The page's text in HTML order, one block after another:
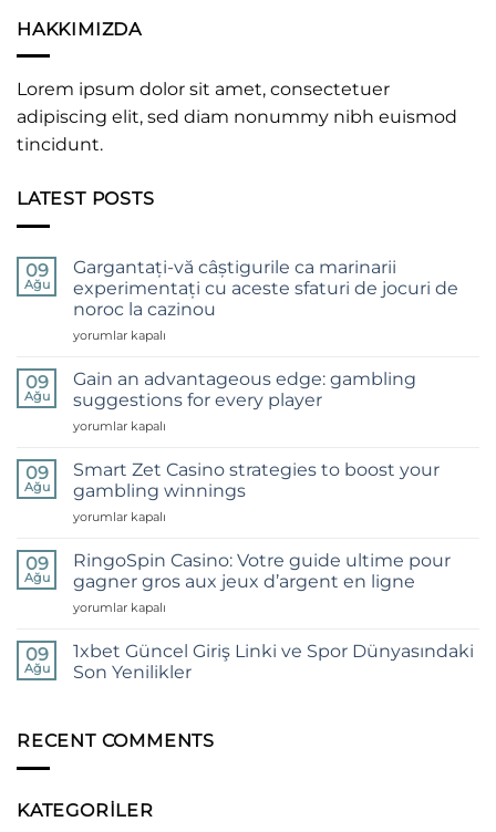
HAKKIMIZDA
Lorem ipsum dolor sit amet, consectetuer
adipiscing elit, sed diam nonummy nibh euismod
tincidunt.
LATEST POSTS
09
Ağu
Gargantați-vă câștigurile ca marinarii
experimentați cu aceste sfaturi de jocuri de
noroc la cazinou
Gargantați-
câștigurile
marinarii
experimentați
aceste
sfaturi
de
jocuri
noroc
la
için
yorumlar kapalı
09
Ağu
Gain an advantageous edge: gambling
suggestions for every player
Gain
advantageous
gambling
suggestions
every
player
için
yorumlar kapalı
09
Ağu
Smart Zet Casino strategies to boost your
gambling winnings
Smart
Casino
strategies
to
boost
gambling
winnings
yorumlar kapalı
09
Ağu
RingoSpin Casino: Votre guide ultime pour
gagner gros aux jeux d’argent en ligne
RingoSpin
Votre
guide
ultime
gros
en
yorumlar kapalı
09
Ağu
1xbet Güncel Giriş Linki ve Spor Dünyasındaki
Son Yenilikler
Güncel
Giriş
Dünyasındaki
RECENT COMMENTS
KATEGORILER